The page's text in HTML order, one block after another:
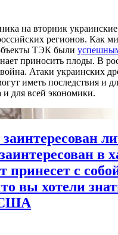
на вторник
регионов. Как
ТЭК были
приносить плоды. В
Атаки украинских
иметь последствия и
для всей экономики.
в
принесет с
вы хотели
США